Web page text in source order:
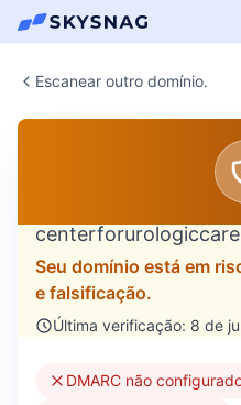
Escanear outro domínio.
Seu domínio está em
e falsificação.
Última verificação: 8 de
DMARC não